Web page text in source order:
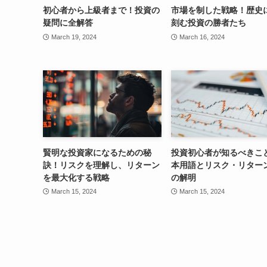
初心者から上級者まで！投資の
疑問に全解答
March 19, 2024
市場を制した戦略！歴史
刻む投資の勝者たち
March 16, 2024
賢明な投資家になるための秘
訣！リスクを理解し、リターン
を最大化する戦略
March 15, 2024
投資初心者が知るべきこ
本用語とリスク・リター
の解明
March 15, 2024